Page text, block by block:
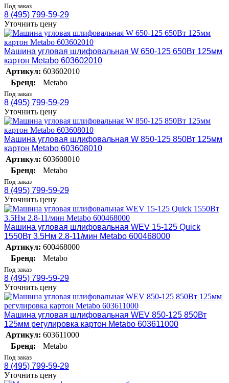
Под заказ
8 (495) 799-59-29
Уточнить цену
Машина угловая шлифовальная W 650-125 650Вт 125мм
картон Metabo 603602010
Артикул: 603602010
Бренд:
Metabo
Под заказ
8 (495) 799-59-29
Уточнить цену
Машина угловая шлифовальная W 850-125 850Вт 125мм
картон Metabo 603608010
Артикул: 603608010
Бренд:
Metabo
Под заказ
8 (495) 799-59-29
Уточнить цену
Машина угловая шлифовальная WEV 15-125 Quick
1550Вт 3.5Нм 2.8-11/мин Metabo 600468000
Артикул: 600468000
Бренд:
Metabo
Под заказ
8 (495) 799-59-29
Уточнить цену
Машина угловая шлифовальная WEV 850-125 850Вт
125мм регулировка картон Metabo 603611000
Артикул: 603611000
Бренд:
Metabo
Под заказ
8 (495) 799-59-29
Уточнить цену